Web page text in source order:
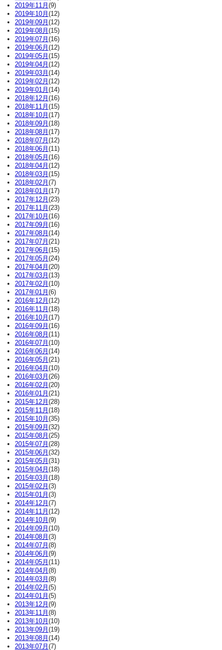
2019年11月(9)
2019年10月(12)
2019年09月(12)
2019年08月(15)
2019年07月(16)
2019年06月(12)
2019年05月(15)
2019年04月(12)
2019年03月(14)
2019年02月(12)
2019年01月(14)
2018年12月(16)
2018年11月(15)
2018年10月(17)
2018年09月(18)
2018年08月(17)
2018年07月(12)
2018年06月(11)
2018年05月(16)
2018年04月(12)
2018年03月(15)
2018年02月(7)
2018年01月(17)
2017年12月(23)
2017年11月(23)
2017年10月(16)
2017年09月(16)
2017年08月(14)
2017年07月(21)
2017年06月(15)
2017年05月(24)
2017年04月(20)
2017年03月(13)
2017年02月(10)
2017年01月(6)
2016年12月(12)
2016年11月(18)
2016年10月(17)
2016年09月(16)
2016年08月(11)
2016年07月(10)
2016年06月(14)
2016年05月(21)
2016年04月(10)
2016年03月(26)
2016年02月(20)
2016年01月(21)
2015年12月(28)
2015年11月(18)
2015年10月(35)
2015年09月(32)
2015年08月(25)
2015年07月(28)
2015年06月(32)
2015年05月(31)
2015年04月(18)
2015年03月(18)
2015年02月(3)
2015年01月(3)
2014年12月(7)
2014年11月(12)
2014年10月(9)
2014年09月(10)
2014年08月(3)
2014年07月(8)
2014年06月(9)
2014年05月(11)
2014年04月(8)
2014年03月(8)
2014年02月(5)
2014年01月(5)
2013年12月(9)
2013年11月(8)
2013年10月(10)
2013年09月(19)
2013年08月(14)
2013年07月(7)